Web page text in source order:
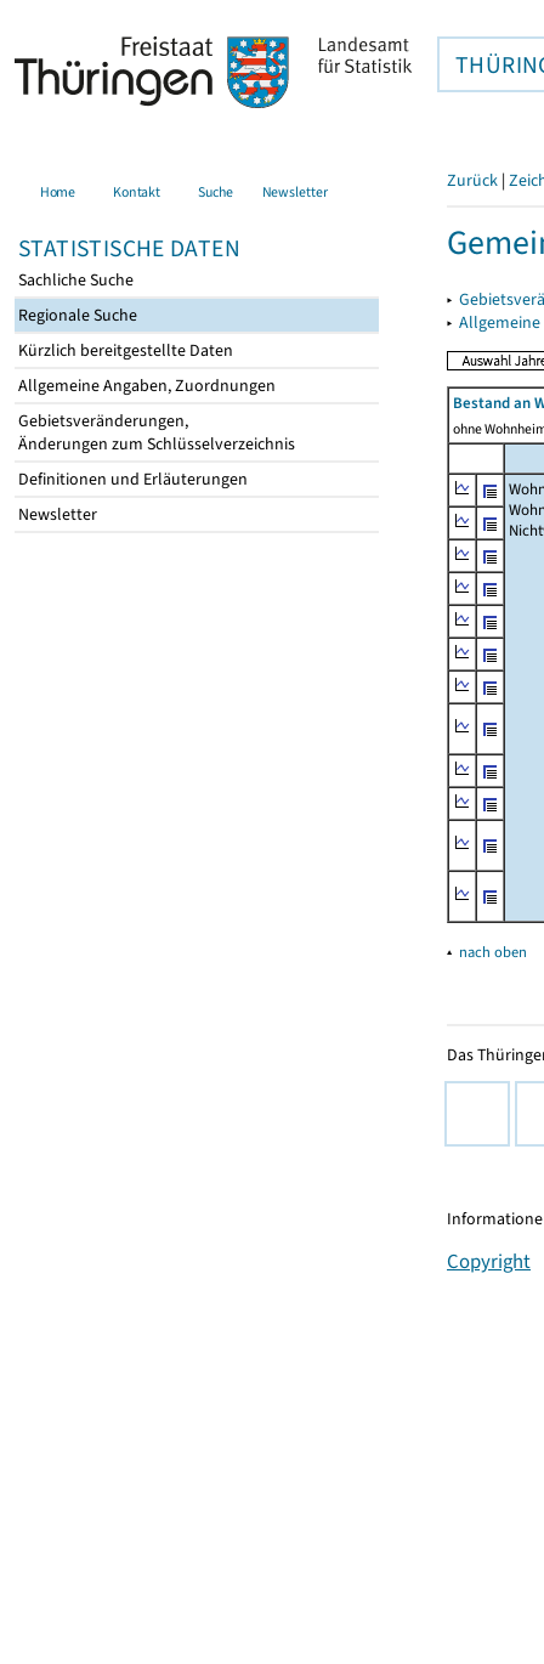
Home Kontakt Suche Newsletter
STATISTISCHE DATEN
Sachliche Suche
Regionale Suche
Kürzlich bereitgestellte Daten
Allgemeine Angaben, Zuordnungen
Gebietsveränderungen,
Änderungen zum Schlüsselverzeichnis
Definitionen und Erläuterungen
Newsletter
Zurück |
▸
▸
Bestand an
ohne
▴ nach oben
Das
Copyright